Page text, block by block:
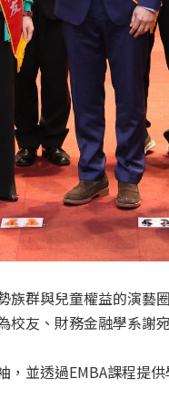
群與兒童權益的演藝
友、財務金融學系謝
並透過EMBA課程提